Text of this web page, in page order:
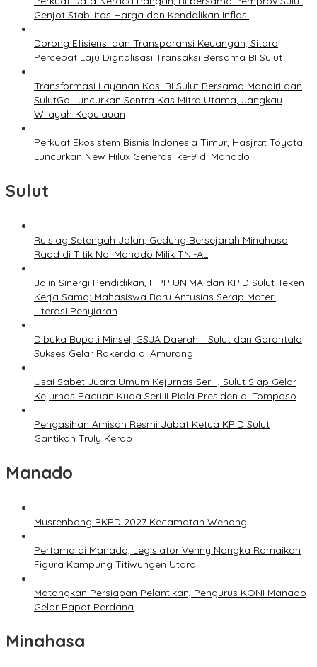
Genjot Stabilitas Harga dan Kendalikan Inflasi
Dorong Efisiensi dan Transparansi Keuangan, Sitaro
Percepat Laju Digitalisasi Transaksi Bersama BI Sulut
Transformasi Layanan Kas: BI Sulut Bersama Mandiri dan
SulutGo Luncurkan Sentra Kas Mitra Utama, Jangkau
Wilayah Kepulauan
Perkuat Ekosistem Bisnis Indonesia Timur, Hasjrat Toyota
Luncurkan New Hilux Generasi ke-9 di Manado
Sulut
Ruislag Setengah Jalan, Gedung Bersejarah Minahasa
Raad di Titik Nol Manado Milik TNI-AL
Jalin Sinergi Pendidikan, FIPP UNIMA dan KPID Sulut Teken
Kerja Sama; Mahasiswa Baru Antusias Serap Materi
Literasi Penyiaran
Dibuka Bupati Minsel, GSJA Daerah II Sulut dan Gorontalo
Sukses Gelar Rakerda di Amurang
Usai Sabet Juara Umum Kejurnas Seri I, Sulut Siap Gelar
Kejurnas Pacuan Kuda Seri II Piala Presiden di Tompaso
Pengasihan Amisan Resmi Jabat Ketua KPID Sulut
Gantikan Truly Kerap
Manado
Musrenbang RKPD 2027 Kecamatan Wenang
Pertama di Manado, Legislator Venny Nangka Ramaikan
Figura Kampung Titiwungen Utara
Matangkan Persiapan Pelantikan, Pengurus KONI Manado
Gelar Rapat Perdana
Minahasa